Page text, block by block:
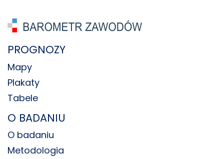
PROGNOZY
Mapy
Plakaty
Tabele
O BADANIU
O badaniu
Metodologia